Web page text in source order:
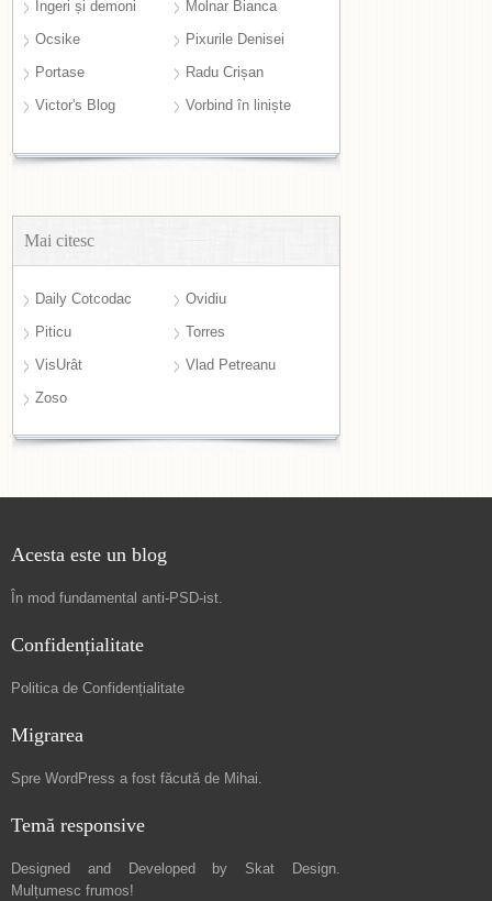
Îngeri și demoni
Molnar Bianca
Ocsike
Pixurile Denisei
Portase
Radu Crișan
Victor's Blog
Vorbind în liniște
Mai citesc
Daily Cotcodac
Ovidiu
Piticu
Torres
VisUrât
Vlad Petreanu
Zoso
Acesta este un blog
În mod fundamental anti-PSD-ist.
Confidențialitate
Politica de Confidențialitate
Migrarea
Spre WordPress a fost făcută de Mihai.
Temă responsive
Designed and Developed by Skat Design.
Mulțumesc frumos!